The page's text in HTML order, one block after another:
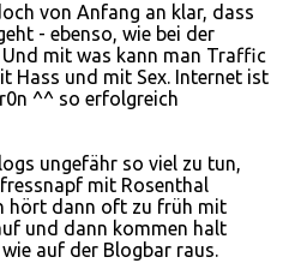
von Anfang an klar, dass
- ebenso, wie bei der
Und mit was kann man Traffic
Hass und mit Sex. Internet ist
^^ so erfolgreich
ungefähr so viel zu tun,
mit Rosenthal
hört dann oft zu früh mit
und dann kommen halt
auf der Blogbar raus.